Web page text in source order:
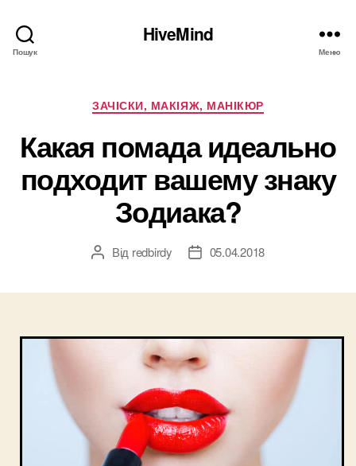
Пошук
HiveMind
Меню
Категорії
ЗАЧІСКИ, МАКІЯЖ, МАНІКЮР
Какая помада идеально
подходит вашему знаку
Зодиака?
Автор
Від redbirdy
Дата05.04.2018